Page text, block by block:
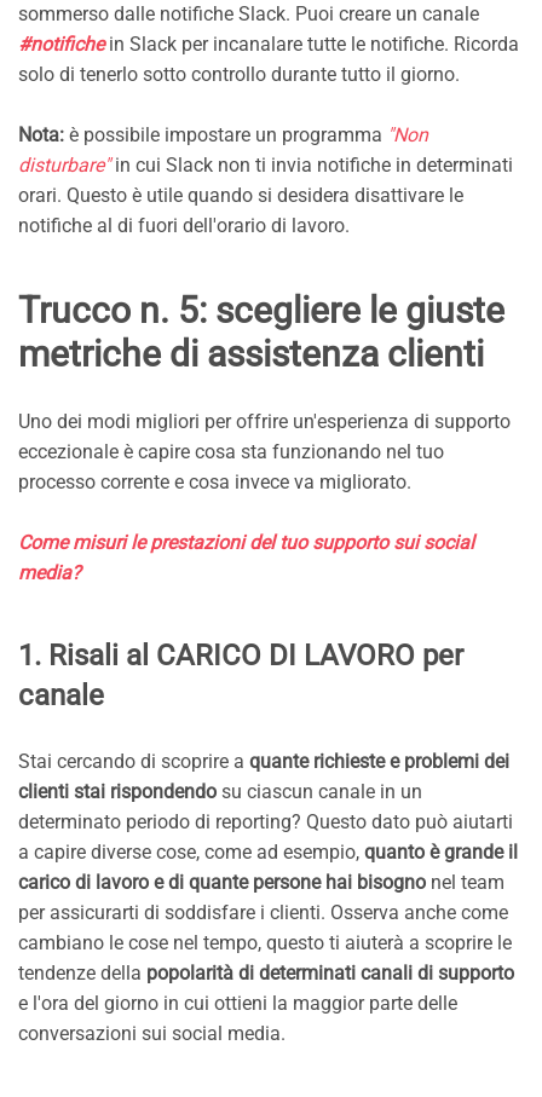
sommerso dalle notifiche Slack. Puoi creare un canale
#notifiche in Slack per incanalare tutte le notifiche. Ricorda
solo di tenerlo sotto controllo durante tutto il giorno.
Nota: è possibile impostare un programma "Non
disturbare"in cui Slack non ti invia notifiche in determinati
orari. Questo è utile quando si desidera disattivare le
notifiche al di fuori dell'orario di lavoro.
Trucco n. 5: scegliere le giuste
metriche di assistenza clienti
Uno dei modi migliori per offrire un'esperienza di supporto
eccezionale è capire cosa sta funzionando nel tuo
processo corrente e cosa invece va migliorato.
Come misuri le prestazioni del tuo supporto sui social
media?
1. Risali al CARICO DI LAVORO per
canale
Stai cercando di scoprire a quante richieste e problemi dei
clienti stai rispondendo su ciascun canale in un
determinato periodo di reporting? Questo dato può aiutarti
a capire diverse cose, come ad esempio, quanto è grande il
carico di lavoro e di quante persone hai bisogno nel team
per assicurarti di soddisfare i clienti. Osserva anche come
cambiano le cose nel tempo, questo ti aiuterà a scoprire le
tendenze della popolarità di determinati canali di supporto
e l'ora del giorno in cui ottieni la maggior parte delle
conversazioni sui social media.